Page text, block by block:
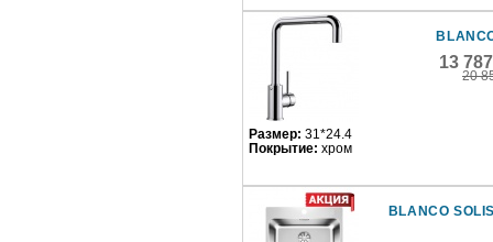
13
20
Размер: 31*24.4
Покрытие: хром
BLANCO